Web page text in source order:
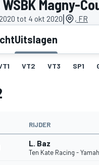
Magny-
tot 4 okt 2020| , FR
Uitslagen
VT2 VT3 SP1
RIJDER
L. Baz
Ten Kate Racing -